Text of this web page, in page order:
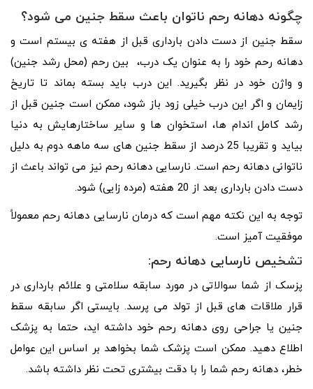
چگونه دهانه رحم ناتوان باعث سقط جنین می شود؟
سقط جنین از دست دادن بارداری قبل از هفته ی بیستم است و
دهانه رحم خود را به عنوان یک درب، بین رحم (محل رشد جنین)
و واژن خود در نظر بگیرید. این درب باید بسته بماند تا تاریخ
زایمان و اگر این درب خیلی زود باز شود، ممکن است جنین قبل از
رشد کامل اندام ها، استخوان ها و سایر ساختارهایش به دنیا
بیاید و تقریبا 25 درصد از سقط جنین های سه ماهه دوم به دلیل
ناتوانی دهانه رحم است. نارسایی دهانه رحم نیز می تواند باعث از
دست دادن بارداری بعد از 20 هفته (مرده زایی) شود.
توجه به این نکته مهم است که درمان نارسایی دهانه رحم معمولاً
موفقیت آمیز است.
تشخیص نارسایی دهانه رحم:
پزسک از شما سوالاتی در مورد سابقه سلامتی و علائم بارداری در
قرار ملاقات های قبل از تولد می پرسد. بایستی اگر سابقه سقط
جنین یا جراحی روی دهانه رحم خود داشته اید، حتما به پزشک
اطلاع دهید. ممکن است پزشک شما بخواهد بر اساس این عوامل
خطر، دهانه رحم شما را با دقت بیشتری تحت نظر داشته باشد.